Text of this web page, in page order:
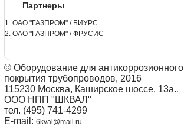
Партнеры
1. ОАО "ГАЗПРОМ" / БИУРС
2. ОАО "ГАЗПРОМ" / ФРУСИС
© Оборудование для антикоррозионного
покрытия трубопроводов, 2016
115230 Москва, Каширское шоссе, 13а.,
ООО НПП "ШКВАЛ"
тел. (495) 741-4299
E-mail: 6kval@mail.ru